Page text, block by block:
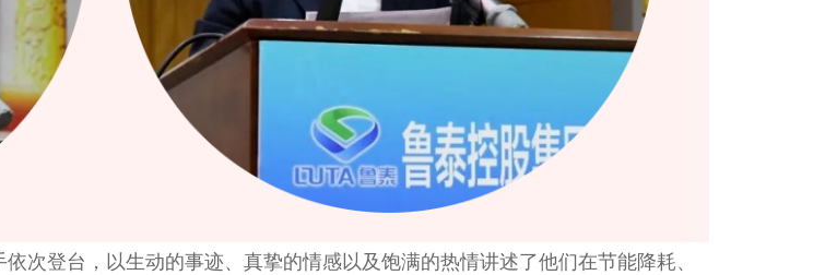
登台，以生动的事迹、真挚的情感以及饱满的热情讲述了他们在节能降耗、